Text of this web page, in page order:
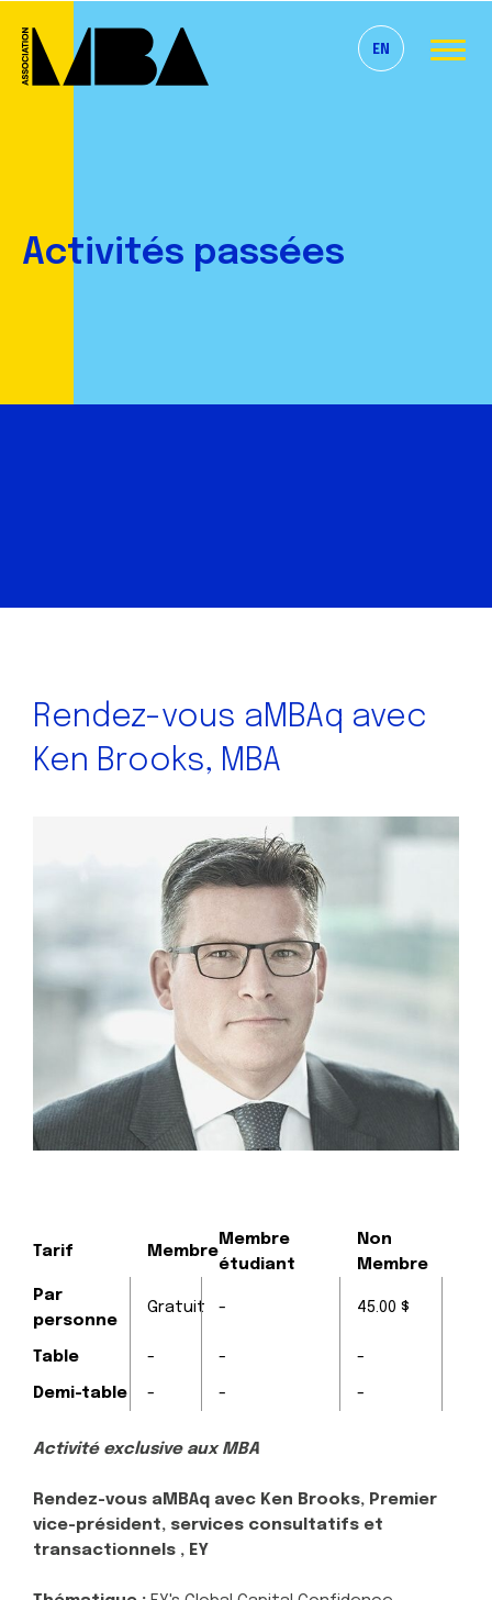
EN
Activités passées
Rendez-vous aMBAq avec
Ken Brooks, MBA
Tarif Membre
Membre
étudiant
Non
Membre
Par
personne
Gratuit - 45.00 $
Table - - -
Demi-table - - -
Activité exclusive aux MBA
Rendez-vous aMBAq avec Ken Brooks, Premier
vice-président, services consultatifs et
transactionnels , EY